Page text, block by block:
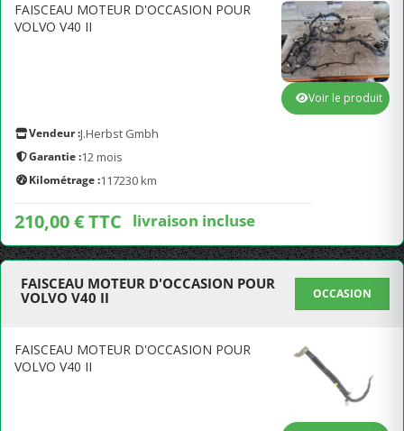
FAISCEAU MOTEUR D'OCCASION POUR
VOLVO V40 II
Vendeur :J.Herbst Gmbh
Garantie :12 mois
Kilométrage :117230 km
210,00 € TTC livraison incluse
Voir le produit
FAISCEAU MOTEUR D'OCCASION POUR
VOLVO V40 II
OCCASION
FAISCEAU MOTEUR D'OCCASION POUR
VOLVO V40 II